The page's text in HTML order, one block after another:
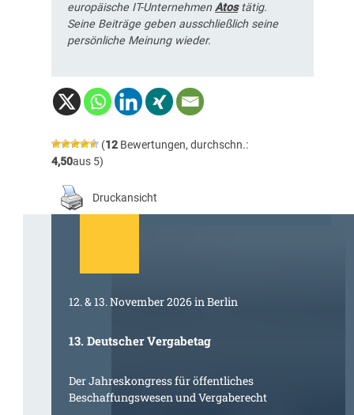
europäische IT-UnternehmenAtostätig.
Seine Beiträge geben ausschließlich seine
persönliche Meinung wieder.
(12Bewertungen, durchschn.:
4,50aus 5)
Druckansicht
12. & 13. November 2026 in Berlin
13. Deutscher Vergabetag
Der Jahreskongress für öffentliches
Beschaffungswesen und Vergaberecht